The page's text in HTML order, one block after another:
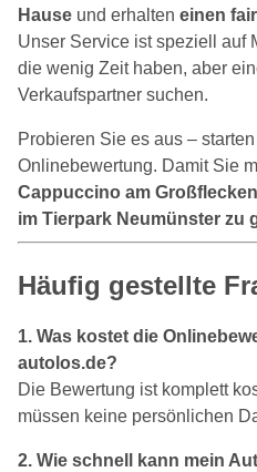
Hause und erhalten einen
Unser Service ist speziell auf
die wenig Zeit haben, aber
Verkaufspartner suchen.
Probieren Sie es aus –
Onlinebewertung. Damit Sie
Cappuccino am
im Tierpark Neumünster zu
Häufig gestellte
1. Was kostet die
autolos.de?
Die Bewertung ist komplett
müssen keine persönlichen
2. Wie schnell kann mein